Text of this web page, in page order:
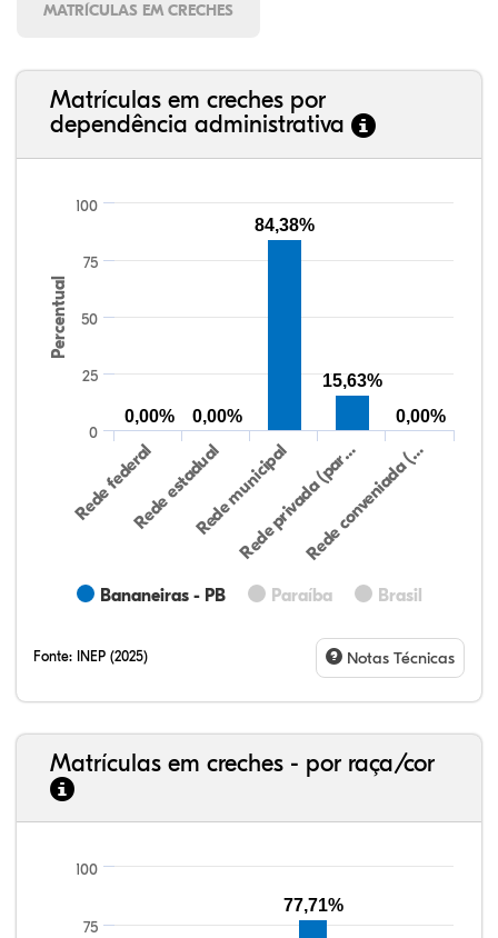
MATRÍCULAS EM CRECHES
Matrículas em creches por
dependência administrativa
Percentual
Bananeiras - PB Paraíba Brasil
Rede federalRede estadualRede municipal
Rede privada (par…Rede conveniada (…
0
100
25
50
75
0,00% 0,00%
84,38%
15,63%
0,00%
Fonte: INEP (2025) Notas Técnicas
Matrículas em creches - por raça/cor
100
75
77,71%